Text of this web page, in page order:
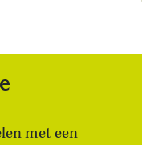
met een